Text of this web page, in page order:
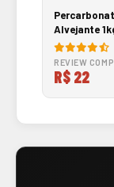
Alvejante
REVIEW
R$ 22